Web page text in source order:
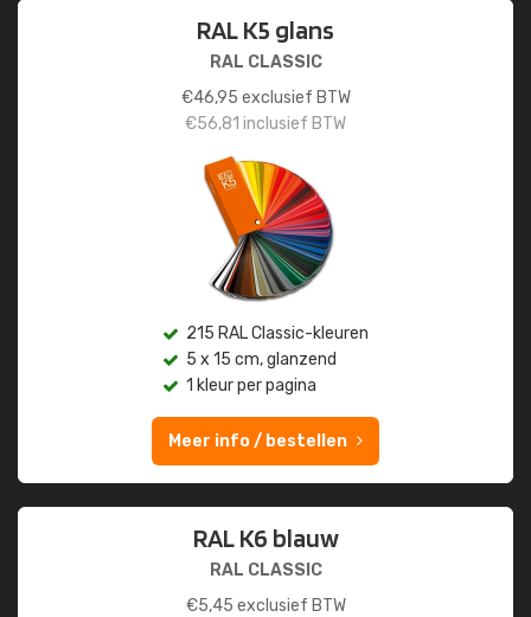
RAL K5 glans
RAL CLASSIC
€46,95 exclusief BTW
€56,81 inclusief BTW
215 RAL Classic-kleuren
5 x 15 cm, glanzend
1 kleur per pagina
Meer info / bestellen
RAL K6 blauw
RAL CLASSIC
€5,45 exclusief BTW